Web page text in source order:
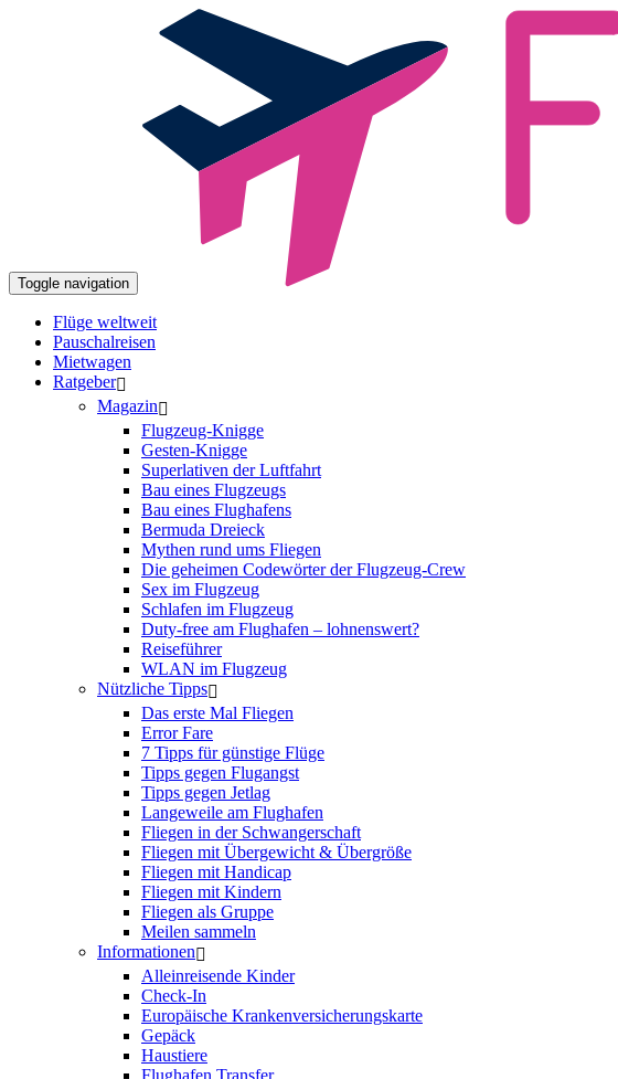
Toggle navigation
Flüge weltweit
Pauschalreisen
Mietwagen
Ratgeber
Magazin
Flugzeug-Knigge
Gesten-Knigge
Superlativen der Luftfahrt
Bau eines Flugzeugs
Bau eines Flughafens
Bermuda Dreieck
Mythen rund ums Fliegen
Die geheimen Codewörter der Flugzeug-Crew
Sex im Flugzeug
Schlafen im Flugzeug
Duty-free am Flughafen – lohnenswert?
Reiseführer
WLAN im Flugzeug
Nützliche Tipps
Das erste Mal Fliegen
Error Fare
7 Tipps für günstige Flüge
Tipps gegen Flugangst
Tipps gegen Jetlag
Langeweile am Flughafen
Fliegen in der Schwangerschaft
Fliegen mit Übergewicht & Übergröße
Fliegen mit Handicap
Fliegen mit Kindern
Fliegen als Gruppe
Meilen sammeln
Informationen
Alleinreisende Kinder
Check-In
Europäische Krankenversicherungskarte
Gepäck
Haustiere